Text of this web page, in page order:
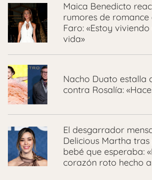
Maica Benedicto
rumores de romance
Faro: «Estoy
vida»
Nacho Duato estalla
contra Rosalía:
El desgarrador
Delicious Martha
bebé que esperaba:
corazón roto hecho